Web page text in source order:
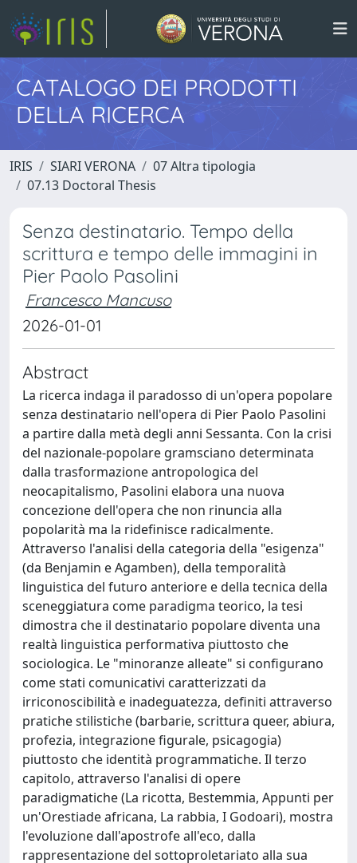
CATALOGO DEI PRODOTTI
DELLA RICERCA
IRIS SIARI VERONA
07 Altra tipologia
07.13 Doctoral Thesis
Senza destinatario. Tempo della
scrittura e tempo delle immagini in
Pier Paolo Pasolini
Francesco Mancuso
2026-01-01
Abstract
La ricerca indaga il paradosso di un'opera popolare
senza destinatario nell'opera di Pier Paolo Pasolini
a partire dalla metà degli anni Sessanta. Con la crisi
del nazionale-popolare gramsciano determinata
dalla trasformazione antropologica del
neocapitalismo, Pasolini elabora una nuova
concezione dell'opera che non rinuncia alla
popolarità ma la ridefinisce radicalmente.
Attraverso l'analisi della categoria della "esigenza"
(da Benjamin e Agamben), della temporalità
linguistica del futuro anteriore e della tecnica della
sceneggiatura come paradigma teorico, la tesi
dimostra che il destinatario popolare diventa una
realtà linguistica performativa piuttosto che
sociologica. Le "minoranze alleate" si configurano
come stati comunicativi caratterizzati da
irriconoscibilità e inadeguatezza, definiti attraverso
pratiche stilistiche (barbarie, scrittura queer, abiura,
profezia, integrazione figurale, psicagogia)
piuttosto che identità programmatiche. Il terzo
capitolo, attraverso l'analisi di opere
paradigmatiche (La ricotta, Bestemmia, Appunti per
un'Orestiade africana, La rabbia, I Godoari), mostra
l'evoluzione dall'apostrofe all'eco, dalla
rappresentazione del sottoproletariato alla sua